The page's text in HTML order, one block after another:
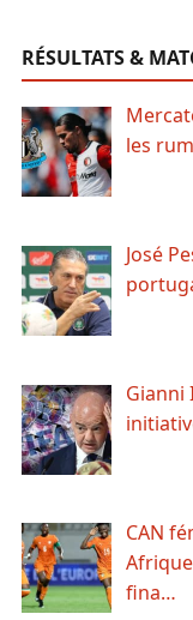
RÉSULTATS &
les
José
Gianni
CAN
fina…